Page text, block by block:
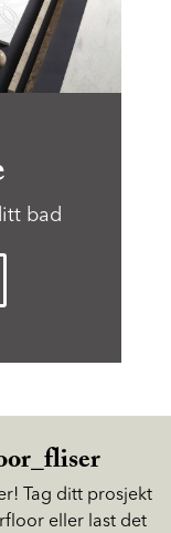
bad
Tag ditt prosjekt
eller last det